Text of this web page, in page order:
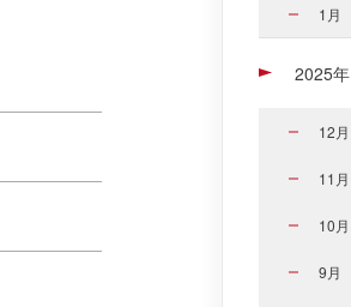
1月
2025年
12月
11月
10月
9月